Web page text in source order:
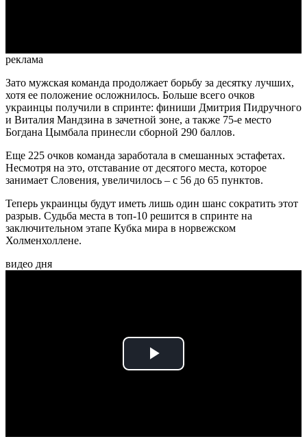
реклама
Зато мужская команда продолжает борьбу за десятку лучших,
хотя ее положение осложнилось. Больше всего очков
украинцы получили в спринте: финиши Дмитрия Пидручного
и Виталия Мандзина в зачетной зоне, а также 75-е место
Богдана Цымбала принесли сборной 290 баллов.
Еще 225 очков команда заработала в смешанных эстафетах.
Несмотря на это, отставание от десятого места, которое
занимает Словения, увеличилось – с 56 до 65 пунктов.
Теперь украинцы будут иметь лишь один шанс сократить этот
разрыв. Судьба места в топ-10 решится в спринте на
заключительном этапе Кубка мира в норвежском
Холменхоллене.
видео дня
Play